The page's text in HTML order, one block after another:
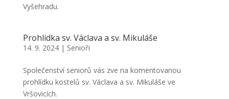
Vyšehradu.
Prohlídka sv. Václava a sv. Mikuláše
14. 9. 2024| Senioři
Společenství seniorů vás zve na komentovanou
prohlídku kostelů sv. Václava a sv. Mikuláše ve
Vršovicích.